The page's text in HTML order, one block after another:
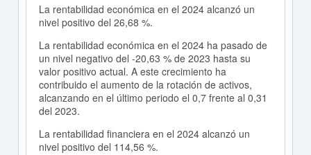
La rentabilidad económica en el 2024 alcanzó un
nivel positivo del 26,68 %.
La rentabilidad económica en el 2024 ha pasado de
un nivel negativo del -20,63 % de 2023 hasta su
valor positivo actual. A este crecimiento ha
contribuido el aumento de la rotación de activos,
alcanzando en el último periodo el 0,7 frente al 0,31
del 2023.
La rentabilidad financiera en el 2024 alcanzó un
nivel positivo del 114,56 %.